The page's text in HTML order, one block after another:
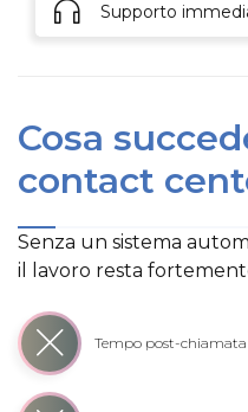
Supporto
Cosa
contact
Senza un sistema
il lavoro resta
Tempo post-chiamata